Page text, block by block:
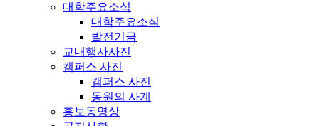
대학주요소식
대학주요소식
발전기금
교내행사사진
캠퍼스 사진
캠퍼스 사진
동원의 사계
홍보동영상